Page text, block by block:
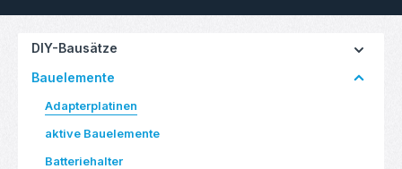
DIY-Bausätze
Bauelemente
Adapterplatinen
aktive Bauelemente
Batteriehalter